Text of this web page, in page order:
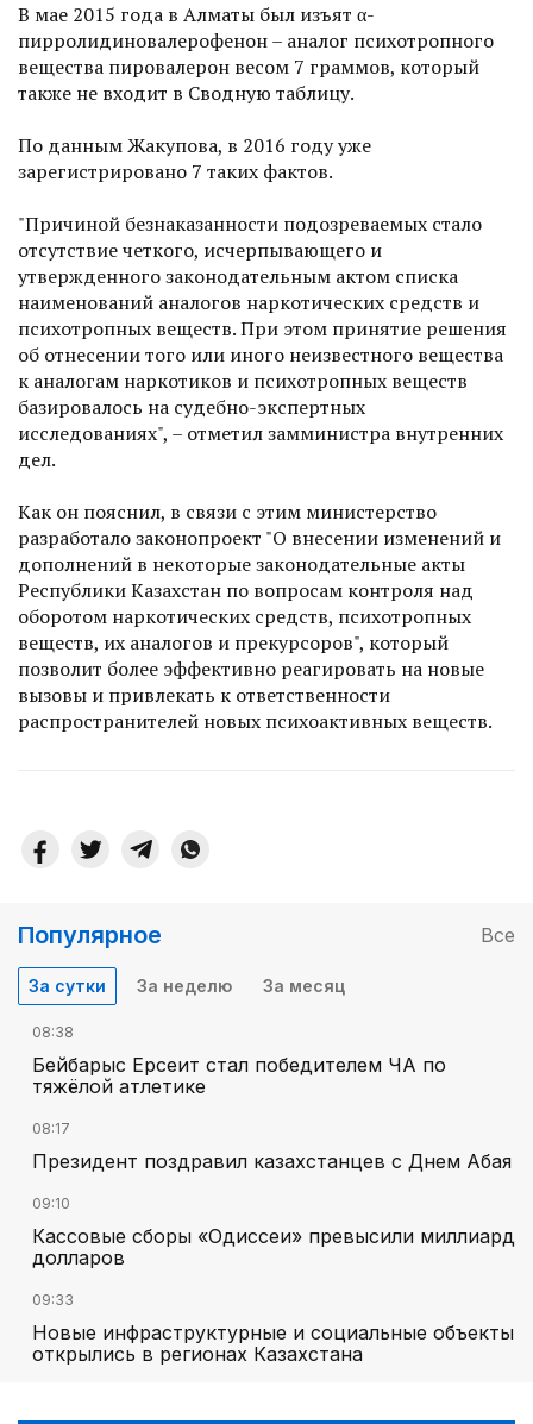
В мае 2015 года в Алматы был изъят α-
пирролидиновалерофенон – аналог психотропного
вещества пировалерон весом 7 граммов, который
также не входит в Сводную таблицу.
По данным Жакупова, в 2016 году уже
зарегистрировано 7 таких фактов.
"Причиной безнаказанности подозреваемых стало
отсутствие четкого, исчерпывающего и
утвержденного законодательным актом списка
наименований аналогов наркотических средств и
психотропных веществ. При этом принятие решения
об отнесении того или иного неизвестного вещества
к аналогам наркотиков и психотропных веществ
базировалось на судебно-экспертных
исследованиях", – отметил замминистра внутренних
дел.
Как он пояснил, в связи с этим министерство
разработало законопроект "О внесении изменений и
дополнений в некоторые законодательные акты
Республики Казахстан по вопросам контроля над
оборотом наркотических средств, психотропных
веществ, их аналогов и прекурсоров", который
позволит более эффективно реагировать на новые
вызовы и привлекать к ответственности
распространителей новых психоактивных веществ.
Популярное Все
За сутки За неделю За месяц
08:38
Бейбарыс Ерсеит стал победителем ЧА по
тяжёлой атлетике
08:17
Президент поздравил казахстанцев с Днем Абая
09:10
Кассовые сборы «Одиссеи» превысили миллиард
долларов
09:33
Новые инфраструктурные и социальные объекты
открылись в регионах Казахстана